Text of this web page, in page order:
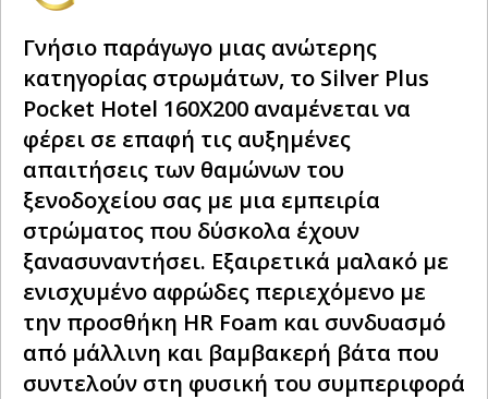
Γνήσιο παράγωγο μιας ανώτερης
κατηγορίας στρωμάτων, το Silver Plus
Pocket Hotel 160Χ200 αναμένεται να
φέρει σε επαφή τις αυξημένες
απαιτήσεις των θαμώνων του
ξενοδοχείου σας με μια εμπειρία
στρώματος που δύσκολα έχουν
ξανασυναντήσει. Εξαιρετικά μαλακό με
ενισχυμένο αφρώδες περιεχόμενο με
την προσθήκη HR Foam και συνδυασμό
από μάλλινη και βαμβακερή βάτα που
συντελούν στη φυσική του συμπεριφορά